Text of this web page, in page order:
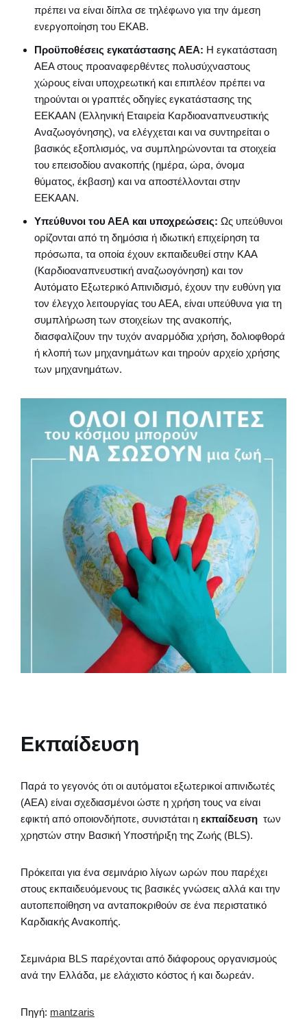
πρέπει να είναι δίπλα σε τηλέφωνο για την άμεση
ενεργοποίηση του ΕΚΑΒ.
Προϋποθέσεις εγκατάστασης ΑΕΑ: Η εγκατάσταση
ΑΕΑ στους προαναφερθέντες πολυσύχναστους
χώρους είναι υποχρεωτική και επιπλέον πρέπει να
τηρούνται οι γραπτές οδηγίες εγκατάστασης της
ΕΕΚΑΑΝ (Ελληνική Εταιρεία Καρδιοαναπνευστικής
Αναζωογόνησης), να ελέγχεται και να συντηρείται ο
βασικός εξοπλισμός, να συμπληρώνονται τα στοιχεία
του επεισοδίου ανακοπής (ημέρα, ώρα, όνομα
θύματος, έκβαση) και να αποστέλλονται στην
ΕΕΚΑΑΝ.
Υπεύθυνοι του ΑΕΑ και υποχρεώσεις: Ως υπεύθυνοι
ορίζονται από τη δημόσια ή ιδιωτική επιχείρηση τα
πρόσωπα, τα οποία έχουν εκπαιδευθεί στην ΚΑΑ
(Καρδιοαναπνευστική αναζωογόνηση) και τον
Αυτόματο Εξωτερικό Απινιδισμό, έχουν την ευθύνη για
τον έλεγχο λειτουργίας του ΑΕΑ, είναι υπεύθυνα για τη
συμπλήρωση των στοιχείων της ανακοπής,
διασφαλίζουν την τυχόν αναρμόδια χρήση, δολιοφθορά
ή κλοπή των μηχανημάτων και τηρούν αρχείο χρήσης
των μηχανημάτων.
Εκπαίδευση
Παρά το γεγονός ότι οι αυτόματοι εξωτερικοί απινιδωτές
(ΑΕΑ) είναι σχεδιασμένοι ώστε η χρήση τους να είναι
εφικτή από οποιονδήποτε, συνιστάται η εκπαίδευση των
χρηστών στην Βασική Υποστήριξη της Ζωής (BLS).
Πρόκειται για ένα σεμινάριο λίγων ωρών που παρέχει
στους εκπαιδευόμενους τις βασικές γνώσεις αλλά και την
αυτοπεποίθηση να ανταποκριθούν σε ένα περιστατικό
Καρδιακής Ανακοπής.
Σεμινάρια BLS παρέχονται από διάφορους οργανισμούς
ανά την Ελλάδα, με ελάχιστο κόστος ή και δωρεάν.
Πηγή: mantzaris